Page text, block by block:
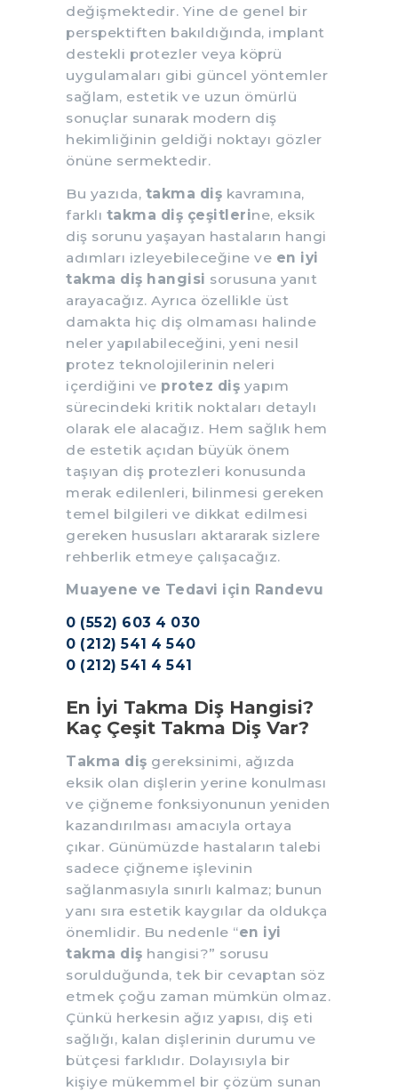
değişmektedir. Yine de genel bir
perspektiften bakıldığında, implant
destekli protezler veya köprü
uygulamaları gibi güncel yöntemler
sağlam, estetik ve uzun ömürlü
sonuçlar sunarak modern diş
hekimliğinin geldiği noktayı gözler
önüne sermektedir.
Bu yazıda, takma diş kavramına,
farklı takma diş çeşitlerine, eksik
diş sorunu yaşayan hastaların hangi
adımları izleyebileceğine ve en iyi
takma diş hangisi sorusuna yanıt
arayacağız. Ayrıca özellikle üst
damakta hiç diş olmaması halinde
neler yapılabileceğini, yeni nesil
protez teknolojilerinin neleri
içerdiğini ve protez diş yapım
sürecindeki kritik noktaları detaylı
olarak ele alacağız. Hem sağlık hem
de estetik açıdan büyük önem
taşıyan diş protezleri konusunda
merak edilenleri, bilinmesi gereken
temel bilgileri ve dikkat edilmesi
gereken hususları aktararak sizlere
rehberlik etmeye çalışacağız.
Muayene ve Tedavi için Randevu
0 (552) 603 4 030
0 (212) 541 4 540
0 (212) 541 4 541
En İyi Takma Diş Hangisi?
Kaç Çeşit Takma Diş Var?
Takma diş gereksinimi, ağızda
eksik olan dişlerin yerine konulması
ve çiğneme fonksiyonunun yeniden
kazandırılması amacıyla ortaya
çıkar. Günümüzde hastaların talebi
sadece çiğneme işlevinin
sağlanmasıyla sınırlı kalmaz; bunun
yanı sıra estetik kaygılar da oldukça
önemlidir. Bu nedenle “en iyi
takma diş hangisi?” sorusu
sorulduğunda, tek bir cevaptan söz
etmek çoğu zaman mümkün olmaz.
Çünkü herkesin ağız yapısı, diş eti
sağlığı, kalan dişlerinin durumu ve
bütçesi farklıdır. Dolayısıyla bir
kişiye mükemmel bir çözüm sunan